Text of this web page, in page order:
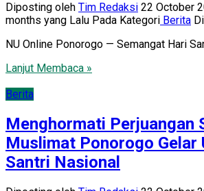
Diposting oleh Tim Redaksi 22 October
months yang Lalu Pada Kategori Berita
NU Online Ponorogo — Semangat Hari
Lanjut Membaca »
Berita
Menghormati Perjuangan
Muslimat Ponorogo Gelar
Santri Nasional